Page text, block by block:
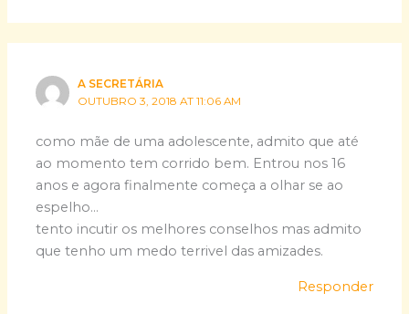
A SECRETÁRIA
OUTUBRO 3, 2018 AT 11:06 AM
como mãe de uma adolescente, admito que até
ao momento tem corrido bem. Entrou nos 16
anos e agora finalmente começa a olhar se ao
espelho…
tento incutir os melhores conselhos mas admito
que tenho um medo terrivel das amizades.
Responder